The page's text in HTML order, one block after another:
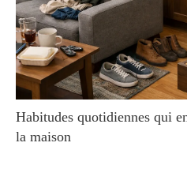
Habitudes quotidiennes qui
la maison